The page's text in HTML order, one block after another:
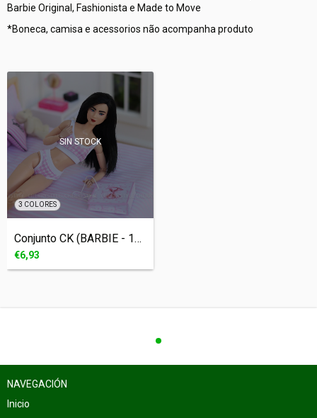
Barbie Original, Fashionista e Made to Move
*Boneca, camisa e acessorios não acompanha produto
SIN STOCK
3 COLORES
Conjunto CK (BARBIE - 1/6) - (cópia)
€6,93
NAVEGACIÓN
Inicio